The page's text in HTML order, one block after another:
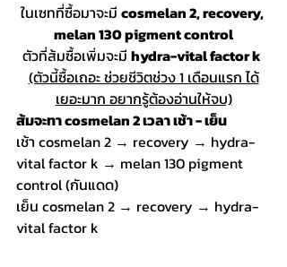
ในเซทที่ซื้อมาจะมี cosmelan 2, recovery,
melan 130 pigment control
ตัวที่ส้มซื้อเพิ่มจะมี hydra-vital factor k
(ตัวนี้ซื้อเถอะ ช่วยชีวิตช่วง 1 เดือนแรก ได้
เยอะมาก อยากรู้ต้องอ่านให้จบ)
ส้มจะทา cosmelan 2 เวลา เช้า - เย็น
เช้า cosmelan 2 → recovery → hydra-
vital factor k → melan 130 pigment
control (กันแดด)
เย็น cosmelan 2 → recovery → hydra-
vital factor k